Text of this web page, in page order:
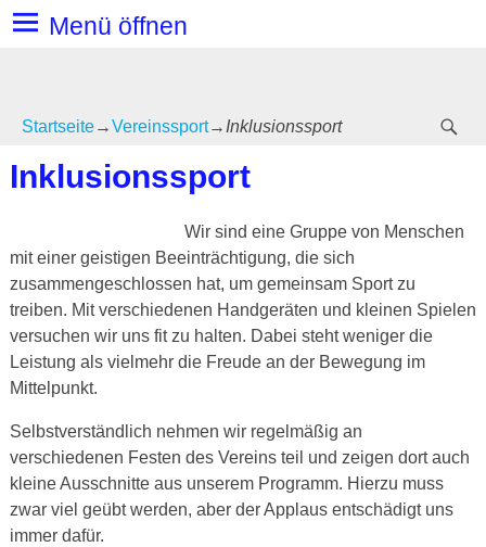
Menü öffnen
Startseite→Vereinssport→ Inklusionssport
Inklusionssport
Wir sind eine Gruppe von Menschen
mit einer geistigen Beeinträchtigung, die sich
zusammengeschlossen hat, um gemeinsam Sport zu
treiben. Mit verschiedenen Handgeräten und kleinen Spielen
versuchen wir uns fit zu halten. Dabei steht weniger die
Leistung als vielmehr die Freude an der Bewegung im
Mittelpunkt.
Selbstverständlich nehmen wir regelmäßig an
verschiedenen Festen des Vereins teil und zeigen dort auch
kleine Ausschnitte aus unserem Programm. Hierzu muss
zwar viel geübt werden, aber der Applaus entschädigt uns
immer dafür.